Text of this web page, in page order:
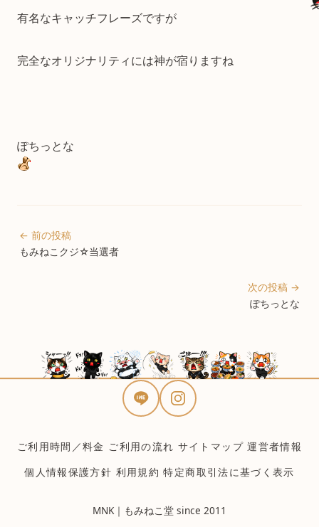
有名なキャッチフレーズですが
完全なオリジナリティには神が宿りますね
ぽちっとな
← 前の投稿
もみねこクジ☆当選者
次の投稿 →
ぽちっとな
ご利用時間／料金 ご利用の流れ サイトマップ 運営者情報
個人情報保護方針 利用規約 特定商取引法に基づく表示
MNK｜もみねこ堂 since 2011